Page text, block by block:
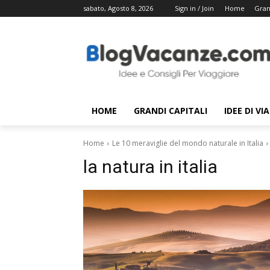
sabato, Agosto 8, 2026 Sign in / Join Home
HOME GRANDI CAPITALI IDEE DI
Home Le 10 meraviglie del mondo naturale in Italia
la natura in italia